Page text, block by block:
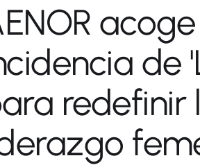
de
redefinir